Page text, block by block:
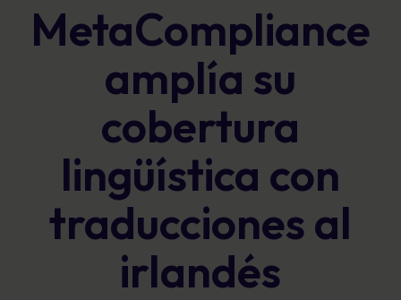
MetaCompliance
amplía su
cobertura
lingüística con
traducciones al
irlandés